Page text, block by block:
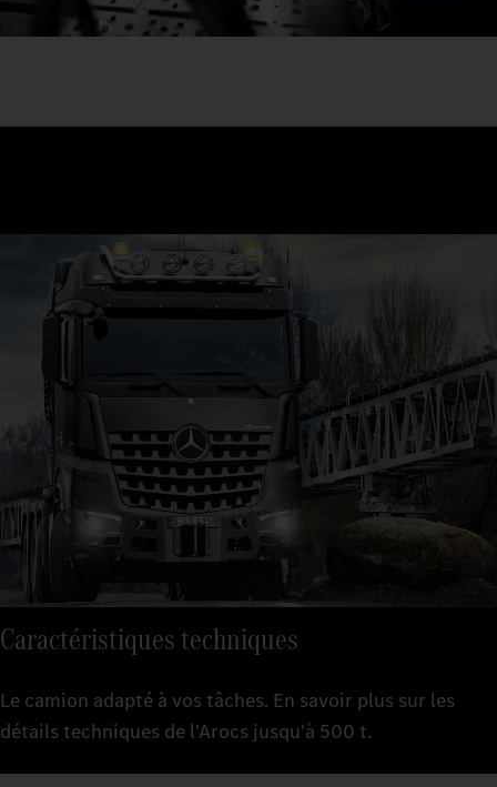
Caractéristiques techniques
Le camion adapté à vos tâches. En savoir plus sur les
détails techniques de l'Arocs jusqu'à 500 t.